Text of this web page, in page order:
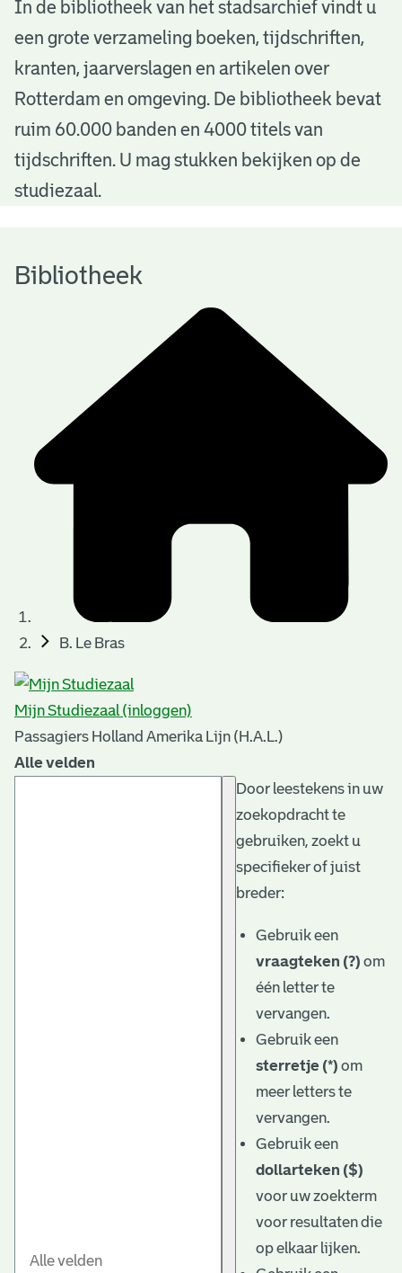
B
b
o
h
In de bibliotheek van het stadsarchief vindt u
een grote verzameling boeken, tijdschriften,
kranten, jaarverslagen en artikelen over
Rotterdam en omgeving. De bibliotheek bevat
ruim 60.000 banden en 4000 titels van
tijdschriften. U mag stukken bekijken op de
studiezaal.
Bibliotheek
B. Le Bras
Mijn Studiezaal (inloggen)
Passagiers Holland Amerika Lijn (H.A.L.)
Alle velden
Door leestekens in uw
zoekopdracht te
gebruiken, zoekt u
specifieker of juist
breder:
Gebruik een
vraagteken (?) om
één letter te
vervangen.
Gebruik een
sterretje (*) om
meer letters te
vervangen.
Gebruik een
dollarteken ($)
voor uw zoekterm
voor resultaten die
op elkaar lijken.